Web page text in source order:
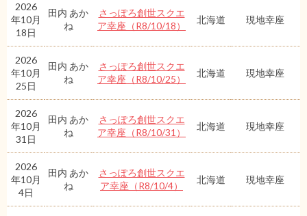
2026
年10月
18日
田内 あか
ね
さっぽろ創世スクエ
ア幸座（R8/10/18）
北海道 現地幸座
2026
年10月
25日
田内 あか
ね
さっぽろ創世スクエ
ア幸座（R8/10/25）
北海道 現地幸座
2026
年10月
31日
田内 あか
ね
さっぽろ創世スクエ
ア幸座（R8/10/31）
北海道 現地幸座
2026
年10月
4日
田内 あか
ね
さっぽろ創世スクエ
ア幸座（R8/10/4）
北海道 現地幸座